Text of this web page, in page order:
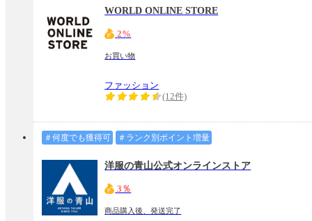
WORLD ONLINE STORE
2%
お買い物
ファッション
(12件)
＃何度でも獲得可 ＃ランク別ポイント増量
洋服の青山公式オンラインストア
3％
商品購入後、発送完了